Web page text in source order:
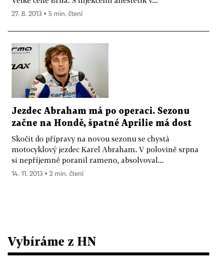
27. 8. 2013 ▪ 5 min. čtení
Jezdec Abraham má po operaci. Sezonu
začne na Hondě, špatné Aprilie má dost
Skočit do přípravy na novou sezonu se chystá
motocyklový jezdec Karel Abraham. V polovině srpna
si nepříjemně poranil rameno, absolvoval...
14. 11. 2013 ▪ 2 min. čtení
Vybíráme z HN